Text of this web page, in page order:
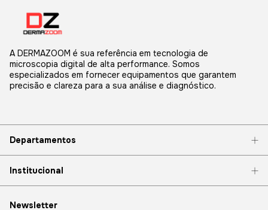
A DERMAZOOM é sua referência em tecnologia de
microscopia digital de alta performance. Somos
especializados em fornecer equipamentos que garantem
precisão e clareza para a sua análise e diagnóstico.
Departamentos
Institucional
Newsletter